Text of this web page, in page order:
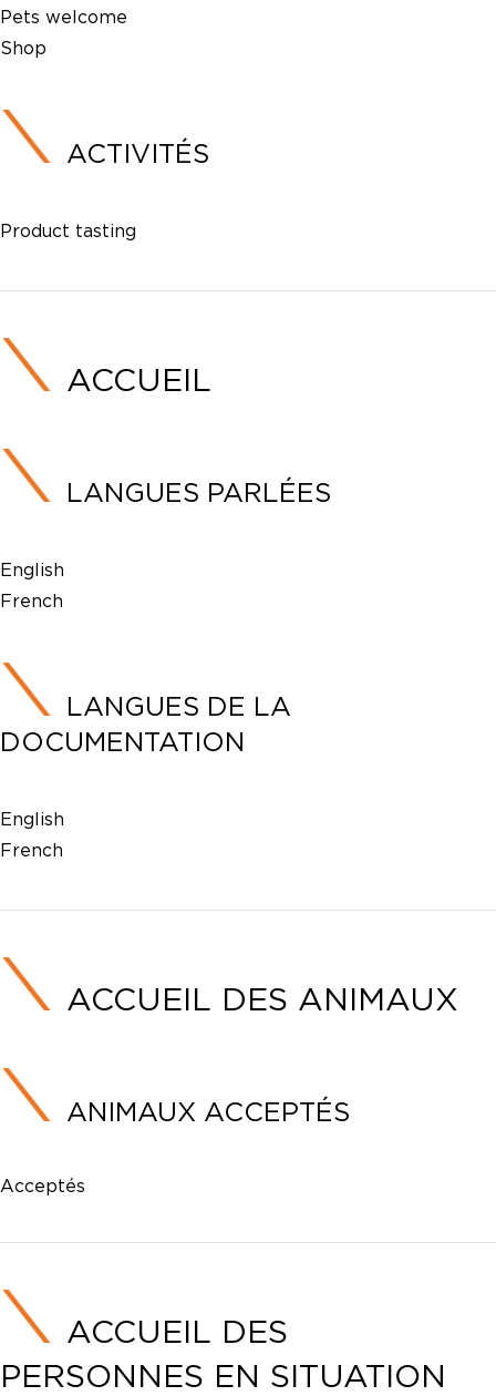
Pets welcome
Shop
ACTIVITÉS
Product tasting
ACCUEIL
LANGUES PARLÉES
English
French
LANGUES DE LA
DOCUMENTATION
English
French
ACCUEIL DES ANIMAUX
ANIMAUX ACCEPTÉS
Acceptés
ACCUEIL DES
PERSONNES EN SITUATION